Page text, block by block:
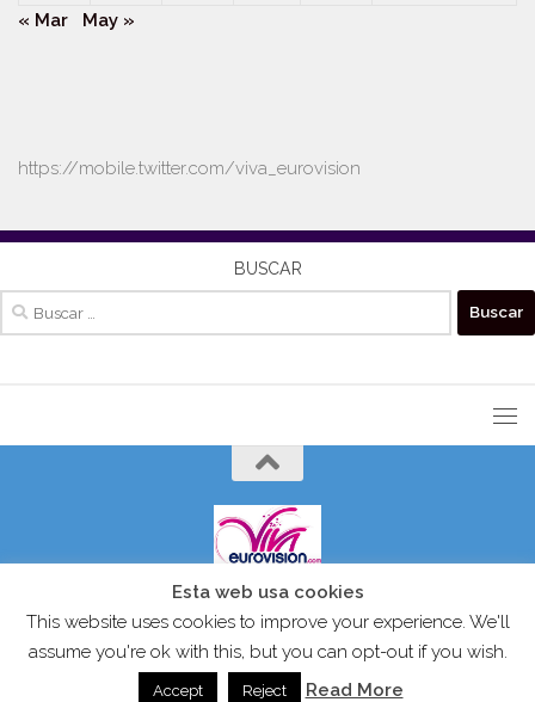
« Mar
May »
https://mobile.twitter.com/viva_eurovision
BUSCAR
VIVAEUROVISION© 2024 Todos los derechos reservados.
Esta web usa cookies
This website uses cookies to improve your experience. We'll
assume you're ok with this, but you can opt-out if you wish.
Accept Reject Read More